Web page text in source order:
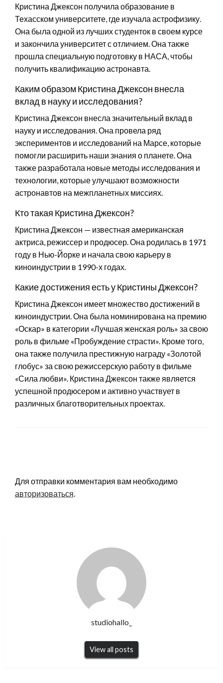
Кристина Джексон получила образование в
Техасском университете, где изучала астрофизику.
Она была одной из лучших студенток в своем курсе
и закончила университет с отличием. Она также
прошла специальную подготовку в НАСА, чтобы
получить квалификацию астронавта.
Каким образом Кристина Джексон внесла
вклад в науку и исследования?
Кристина Джексон внесла значительный вклад в
науку и исследования. Она провела ряд
экспериментов и исследований на Марсе, которые
помогли расширить наши знания о планете. Она
также разработала новые методы исследования и
технологии, которые улучшают возможности
астронавтов на межпланетных миссиях.
Кто такая Кристина Джексон?
Кристина Джексон — известная американская
актриса, режиссер и продюсер. Она родилась в 1971
году в Нью-Йорке и начала свою карьеру в
киноиндустрии в 1990-х годах.
Какие достижения есть у Кристины Джексон?
Кристина Джексон имеет множество достижений в
киноиндустрии. Она была номинирована на премию
«Оскар» в категории «Лучшая женская роль» за свою
роль в фильме «Пробуждение страсти». Кроме того,
она также получила престижную награду «Золотой
глобус» за свою режиссерскую работу в фильме
«Сила любви». Кристина Джексон также является
успешной продюсером и активно участвует в
различных благотворительных проектах.
Для отправки комментария вам необходимо
авторизоваться.
studiohallo_
View all posts